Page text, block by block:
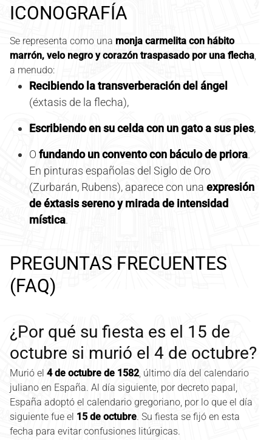
ICONOGRAFÍA
Se representa como una monja carmelita con hábito
marrón, velo negro y corazón traspasado por una flecha
a menudo:
Recibiendo la transverberación del ángel
(éxtasis de la flecha),
Escribiendo en su celda con un gato a sus pies,
O fundando un convento con báculo de priora.
En pinturas españolas del Siglo de Oro
(Zurbarán, Rubens), aparece con una expresión
de éxtasis sereno y mirada de intensidad
mística.
PREGUNTAS FRECUENTES
(FAQ)
¿Por qué su fiesta es el 15 de
octubre si murió el 4 de octubre?
Murió el 4 de octubre de 1582, último día del calendario
juliano en España. Al día siguiente, por decreto papal,
España adoptó el calendario gregoriano, por lo que el día
siguiente fue el 15 de octubre. Su fiesta se fijó en esta
fecha para evitar confusiones litúrgicas.